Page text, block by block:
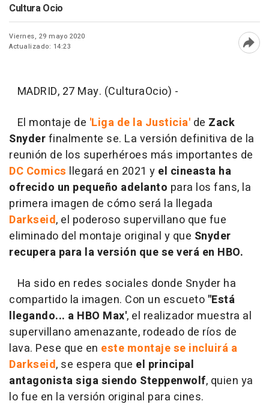
Cultura Ocio
Viernes, 29 mayo 2020
Actualizado: 14:23
MADRID, 27 May. (CulturaOcio) -
El montaje de 'Liga de la Justicia' de Zack
Snyderfinalmente se. La versión definitiva de la
reunión de los superhéroes más importantes de
DC Comics llegará en 2021 y el cineasta ha
ofrecido un pequeño adelanto para los fans, la
primera imagen de cómo será la llegada
Darkseid, el poderoso supervillano que fue
eliminado del montaje original y que Snyder
recupera para la versión que se verá en HBO.
Ha sido en redes sociales donde Snyder ha
compartido la imagen. Con un escueto "Está
llegando... a HBO Max', el realizador muestra al
supervillano amenazante, rodeado de ríos de
lava. Pese que en este montaje se incluirá a
Darkseid, se espera que el principal
antagonista siga siendo Steppenwolf, quien ya
lo fue en la versión original para cines.